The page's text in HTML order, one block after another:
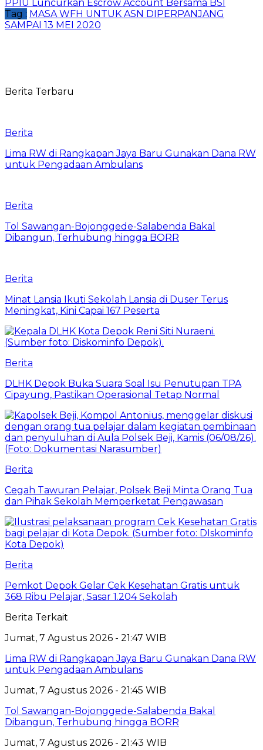
PPIU Luncurkan Escrow Account Bersama BSI
Tag : MASA WFH UNTUK ASN DIPERPANJANG
SAMPAI 13 MEI 2020
Berita Terbaru
Berita
Lima RW di Rangkapan Jaya Baru Gunakan Dana RW
untuk Pengadaan Ambulans
Berita
Tol Sawangan-Bojonggede-Salabenda Bakal
Dibangun, Terhubung hingga BORR
Berita
Minat Lansia Ikuti Sekolah Lansia di Duser Terus
Meningkat, Kini Capai 167 Peserta
Berita
DLHK Depok Buka Suara Soal Isu Penutupan TPA
Cipayung, Pastikan Operasional Tetap Normal
Berita
Cegah Tawuran Pelajar, Polsek Beji Minta Orang Tua
dan Pihak Sekolah Memperketat Pengawasan
Berita
Pemkot Depok Gelar Cek Kesehatan Gratis untuk
368 Ribu Pelajar, Sasar 1.204 Sekolah
Berita Terkait
Jumat, 7 Agustus 2026 - 21:47 WIB
Lima RW di Rangkapan Jaya Baru Gunakan Dana RW
untuk Pengadaan Ambulans
Jumat, 7 Agustus 2026 - 21:45 WIB
Tol Sawangan-Bojonggede-Salabenda Bakal
Dibangun, Terhubung hingga BORR
Jumat, 7 Agustus 2026 - 21:43 WIB